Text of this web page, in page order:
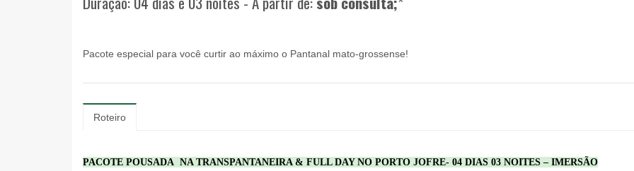
Pacote especial para você curtir ao máximo o Pantanal mato-grossense!
Roteiro
PACOTE POUSADA NA TRANSPANTANEIRA & FULL DAY NO PORTO JOFRE- 04 DIAS 03 NOITES – IMERSÃO